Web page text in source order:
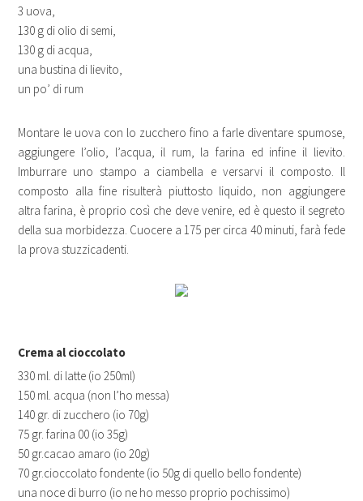
3 uova,
130 g di olio di semi,
130 g di acqua,
una bustina di lievito,
un po’ di rum
Montare le uova con lo zucchero fino a farle diventare spumose,
aggiungere l’olio, l’acqua, il rum, la farina ed infine il lievito.
Imburrare uno stampo a ciambella e versarvi il composto. Il
composto alla fine risulterà piuttosto liquido, non aggiungere
altra farina, è proprio così che deve venire, ed è questo il segreto
della sua morbidezza. Cuocere a 175 per circa 40 minuti, farà fede
la prova stuzzicadenti.
Crema al cioccolato
330 ml. di latte (io 250ml)
150 ml. acqua (non l’ho messa)
140 gr. di zucchero (io 70g)
75 gr. farina 00 (io 35g)
50 gr.cacao amaro (io 20g)
70 gr.cioccolato fondente (io 50g di quello bello fondente)
una noce di burro (io ne ho messo proprio pochissimo)